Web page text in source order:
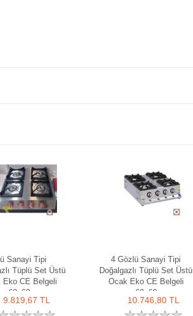
Sanayi Tipi
Tüplü Set Üstü
Eko CE Belgeli
60x60
9.819,67 TL
4 Gözlü Sanayi Tipi
Doğalgazlı Tüplü Set Üstü
Ocak Eko CE Belgeli
60x60
10.746,80 TL